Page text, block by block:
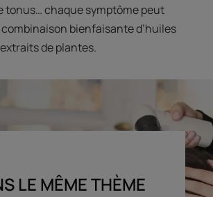
tonus… chaque symptôme peut
bienfaisante d’huiles
de plantes.
LE MÊME THÈME